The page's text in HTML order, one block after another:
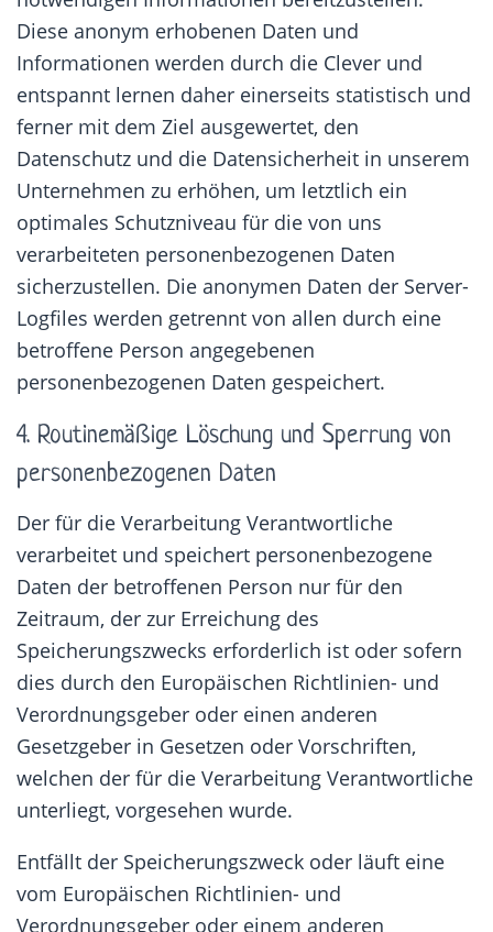
Diese anonym erhobenen Daten und
Informationen werden durch die Clever und
entspannt lernen daher einerseits statistisch und
ferner mit dem Ziel ausgewertet, den
Datenschutz und die Datensicherheit in unserem
Unternehmen zu erhöhen, um letztlich ein
optimales Schutzniveau für die von uns
verarbeiteten personenbezogenen Daten
sicherzustellen. Die anonymen Daten der Server-
Logfiles werden getrennt von allen durch eine
betroffene Person angegebenen
personenbezogenen Daten gespeichert.
4. Routinemäßige Löschung und Sperrung von
personenbezogenen Daten
Der für die Verarbeitung Verantwortliche
verarbeitet und speichert personenbezogene
Daten der betroffenen Person nur für den
Zeitraum, der zur Erreichung des
Speicherungszwecks erforderlich ist oder sofern
dies durch den Europäischen Richtlinien- und
Verordnungsgeber oder einen anderen
Gesetzgeber in Gesetzen oder Vorschriften,
welchen der für die Verarbeitung Verantwortliche
unterliegt, vorgesehen wurde.
Entfällt der Speicherungszweck oder läuft eine
vom Europäischen Richtlinien- und
Verordnungsgeber oder einem anderen